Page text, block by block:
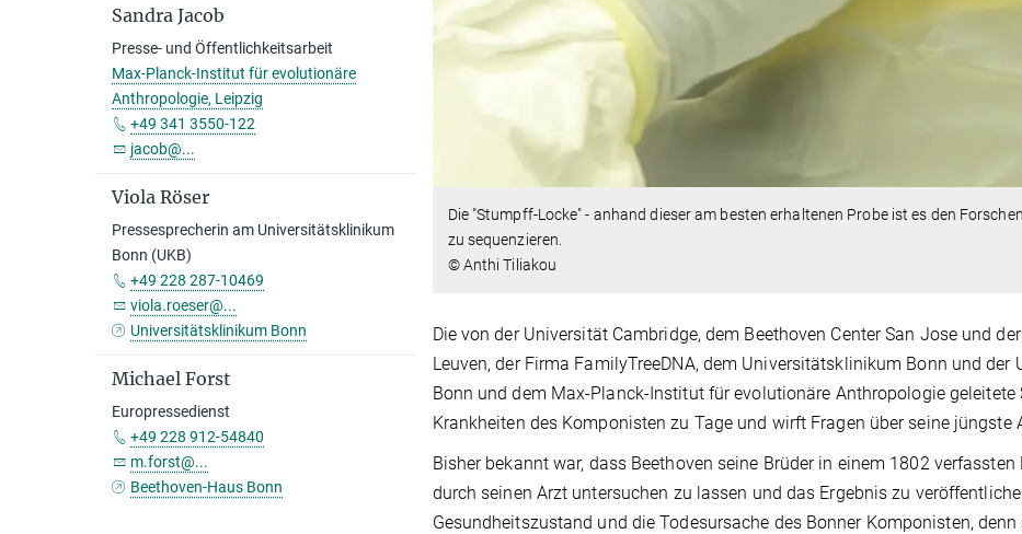
Die "Stumpff-Locke" - anhand dieser am besten erhaltenen Probe ist es den
zu sequenzieren.
© Anthi Tiliakou
Die von der Universität Cambridge, dem Beethoven Center San Jose und
Leuven, der Firma FamilyTreeDNA, dem Universitätsklinikum Bonn und
Bonn und dem Max-Planck-Institut für evolutionäre Anthropologie geleitete
Krankheiten des Komponisten zu Tage und wirft Fragen über seine
Bisher bekannt war, dass Beethoven seine Brüder in einem 1802
durch seinen Arzt untersuchen zu lassen und das Ergebnis zu
Gesundheitszustand und die Todesursache des Bonner Komponisten,
Sandra Jacob
Presse- und Öffentlichkeitsarbeit
Max-Planck-Institut für evolutionäre
Anthropologie, Leipzig
+49 341 3550-122
jacob@...
Viola Röser
Pressesprecherin am Universitätsklinikum
Bonn (UKB)
+49 228 287-10469
viola.roeser@...
Universitätsklinikum Bonn
Michael Forst
Europressedienst
+49 228 912-54840
m.forst@...
Beethoven-Haus Bonn